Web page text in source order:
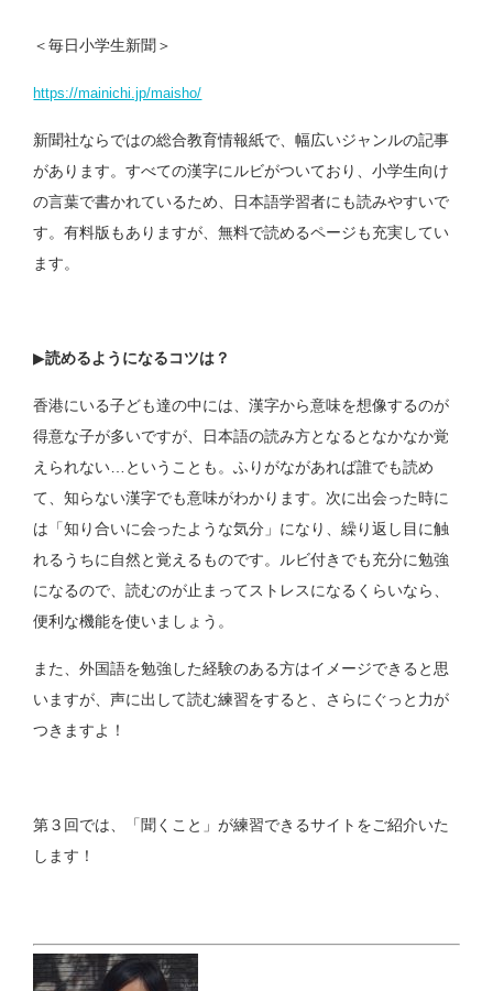
＜毎日小学生新聞＞
https://mainichi.jp/maisho/
新聞社ならではの総合教育情報紙で、幅広いジャンルの記事
があります。すべての漢字にルビがついており、小学生向け
の言葉で書かれているため、日本語学習者にも読みやすいで
す。有料版もありますが、無料で読めるページも充実してい
ます。
▶︎読めるようになるコツは？
香港にいる子ども達の中には、漢字から意味を想像するのが
得意な子が多いですが、日本語の読み方となるとなかなか覚
えられない…ということも。ふりがながあれば誰でも読め
て、知らない漢字でも意味がわかります。次に出会った時に
は「知り合いに会ったような気分」になり、繰り返し目に触
れるうちに自然と覚えるものです。ルビ付きでも充分に勉強
になるので、読むのが止まってストレスになるくらいなら、
便利な機能を使いましょう。
また、外国語を勉強した経験のある方はイメージできると思
いますが、声に出して読む練習をすると、さらにぐっと力が
つきますよ！
第３回では、「聞くこと」が練習できるサイトをご紹介いた
します！